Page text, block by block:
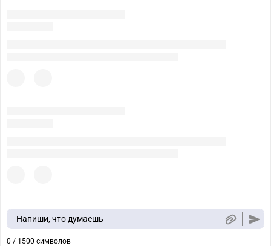
Напиши, что думаешь
0 / 1500 символов